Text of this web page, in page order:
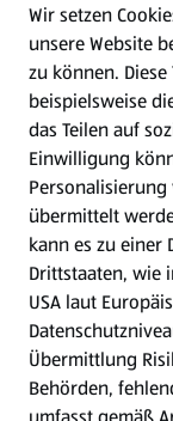
WhatsApp
Gewinnspiele
Mein HOFER.
Meine Meinung.
(öffnet in einem
Folge uns hier:
Wir setzen
unsere Website
zu können.
beispielsweise
das Teilen auf
Einwilligung
Personalisierung
übermittelt
kann es zu einer
Drittstaaten, wie
USA laut
Übermittlung
Behörden,